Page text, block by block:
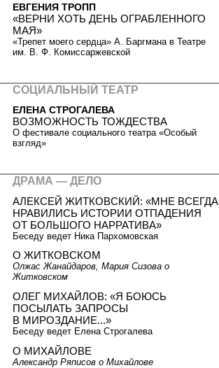
ЕВГЕНИЯ ТРОПП
«ВЕРНИ ХОТЬ ДЕНЬ ОГРАБЛЕННОГО
МАЯ»
«Трепет моего сердца» А. Баргмана в Театре
им. В. Ф. Комиссаржевской
СОЦИАЛЬНЫЙ ТЕАТР
ЕЛЕНА СТРОГАЛЕВА
ВОЗМОЖНОСТЬ ТОЖДЕСТВА
О фестивале социального театра «Особый
взгляд»
ДРАМА — ДЕЛО
АЛЕКСЕЙ ЖИТКОВСКИЙ: «МНЕ ВСЕГДА
НРАВИЛИСЬ ИСТОРИИ ОТПАДЕНИЯ
ОТ БОЛЬШОГО НАРРАТИВА»
Беседу ведет Ника Пархомовская
О ЖИТКОВСКОМ
Олжас Жанайдаров, Мария Сизова о
Житковском
ОЛЕГ МИХАЙЛОВ: «Я БОЮСЬ
ПОСЫЛАТЬ ЗАПРОСЫ
В МИРОЗДАНИЕ...»
Беседу ведет Елена Строгалева
О МИХАЙЛОВЕ
Александр Ряписов о Михайлове